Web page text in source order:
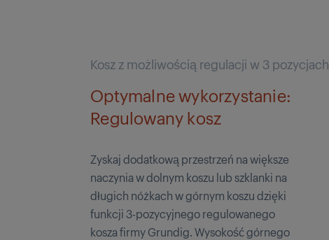
Kosz z możliwością regulacji w 3 pozycjach
Optymalne wykorzystanie:
Regulowany kosz
Zyskaj dodatkową przestrzeń na większe
naczynia w dolnym koszu lub szklanki na
długich nóżkach w górnym koszu dzięki
funkcji 3-pozycyjnego regulowanego
kosza firmy Grundig. Wysokość górnego